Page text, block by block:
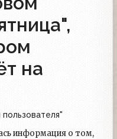
на
пользователя"
информация о том,